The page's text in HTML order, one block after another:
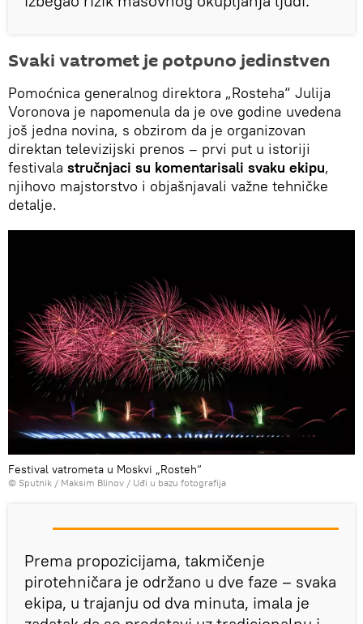
Svaki vatromet je potpuno jedinstven
Pomoćnica generalnog direktora „Rosteha“ Julija
Voronova je napomenula da je ove godine uvedena
još jedna novina, s obzirom da je organizovan
direktan televizijski prenos – prvi put u istoriji
festivala stručnjaci su komentarisali svaku ekipu,
njihovo majstorstvo i objašnjavali važne tehničke
detalje.
Festival vatrometa u Moskvi „Rosteh“
© Sputnik / Maksim Blinov / Uđi u bazu fotografija
Prema propozicijama, takmičenje
pirotehničara je održano u dve faze – svaka
ekipa, u trajanju od dva minuta, imala je